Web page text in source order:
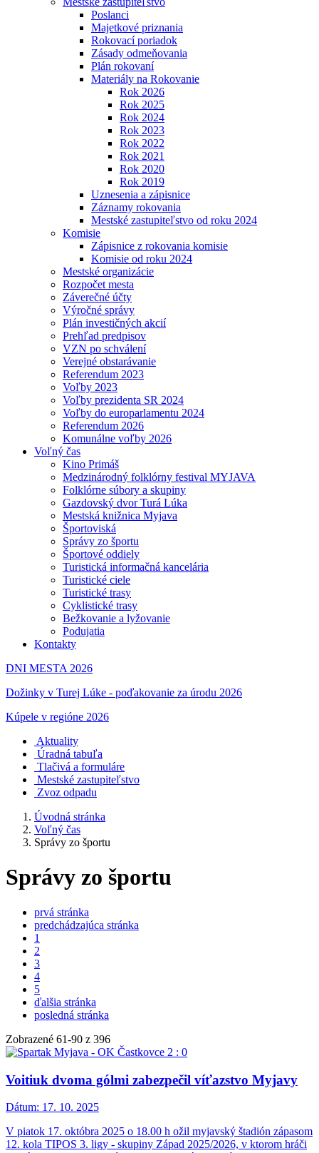
Poslanci
Majetkové priznania
Rokovací poriadok
Zásady odmeňovania
Plán rokovaní
Materiály na Rokovanie
Rok 2026
Rok 2025
Rok 2024
Rok 2023
Rok 2022
Rok 2021
Rok 2020
Rok 2019
Uznesenia a zápisnice
Záznamy rokovania
Mestské zastupiteľstvo od roku 2024
Komisie
Zápisnice z rokovania komisie
Komisie od roku 2024
Mestské organizácie
Rozpočet mesta
Záverečné účty
Výročné správy
Plán investičných akcií
Prehľad predpisov
VZN po schválení
Verejné obstarávanie
Referendum 2023
Voľby 2023
Voľby prezidenta SR 2024
Voľby do europarlamentu 2024
Referendum 2026
Komunálne voľby 2026
Voľný čas
Kino Primáš
Medzinárodný folklórny festival MYJAVA
Folklórne súbory a skupiny
Gazdovský dvor Turá Lúka
Mestská knižnica Myjava
Športoviská
Správy zo športu
Športové oddiely
Turistická informačná kancelária
Turistické ciele
Turistické trasy
Cyklistické trasy
Bežkovanie a lyžovanie
Podujatia
Kontakty
DNI MESTA 2026
Dožinky v Turej Lúke - poďakovanie za úrodu 2026
Kúpele v regióne 2026
Aktuality
Úradná tabuľa
Tlačivá a formuláre
Mestské zastupiteľstvo
Zvoz odpadu
Úvodná stránka
Voľný čas
Správy zo športu
Správy zo športu
prvá stránka
predchádzajúca stránka
1
2
3
4
5
ďalšia stránka
posledná stránka
Zobrazené 61-90 z 396
Voitiuk dvoma gólmi zabezpečil víťazstvo Myjavy
Dátum: 17. 10. 2025
V piatok 17. októbra 2025 o 18.00 h ožil myjavský štadión zápasom
12. kola TIPOS 3. ligy - skupiny Západ 2025/2026, v ktorom hráči